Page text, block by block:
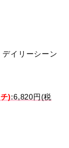
イリーシーン
):6,820円(税